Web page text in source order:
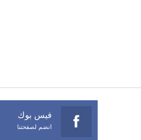
فيس بوك
انضم لصفحتنا